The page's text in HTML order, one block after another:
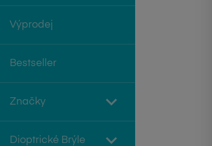
Výprodej
Bestseller
Značky
Dioptrické Brýle